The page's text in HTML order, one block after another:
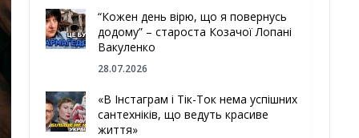
“Кожен день вірю, що я повернусь
додому” – староста Козачої Лопані
Вакуленко
28.07.2026
«В Інстаграм і Тік-Ток нема успішних
сантехніків, що ведуть красиве
життя»